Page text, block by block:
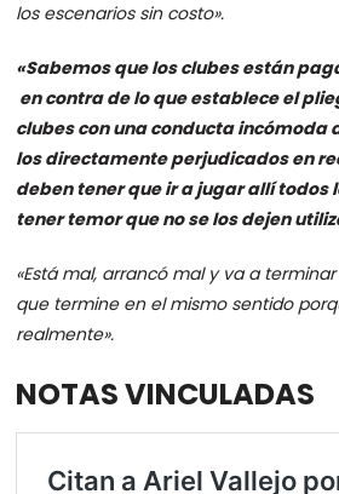
los escenarios sin costo».
«Sabemos que los clubes están
en contra de lo que establece el
clubes con una conducta incómoda
los directamente perjudicados en
deben tener que ir a jugar allí todos
tener temor que no se los dejen
«Está mal, arrancó mal y va a
que termine en el mismo sentido
realmente».
NOTAS VINCULADAS